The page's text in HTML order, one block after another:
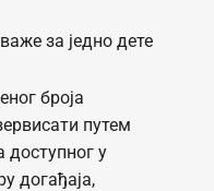
за једно дете
броја
путем
доступног у
догађаја,